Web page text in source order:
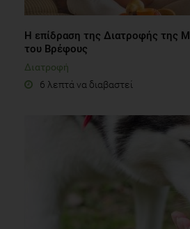
Η επίδραση της Διατροφής της
του Βρέφους
Διατροφή
6 λεπτά να διαβαστεί